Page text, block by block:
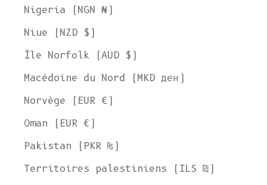
Nigeria (NGN ₦)
Niue (NZD $)
Île Norfolk (AUD $)
Macédoine du Nord (MKD ден)
Norvège (EUR €)
Oman (EUR €)
Pakistan (PKR ₨)
Territoires palestiniens (ILS ₪)